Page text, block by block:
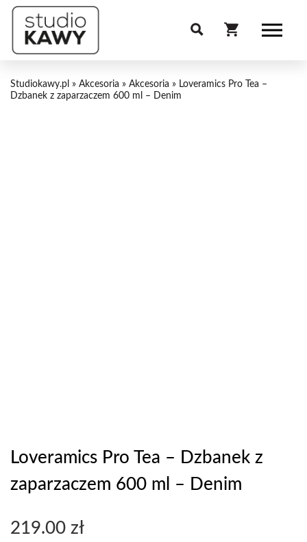
Studiokawy.pl » Akcesoria » Akcesoria » Loveramics Pro Tea –
Dzbanek z zaparzaczem 600 ml – Denim
Loveramics Pro Tea – Dzbanek z
zaparzaczem 600 ml – Denim
219.00 zł